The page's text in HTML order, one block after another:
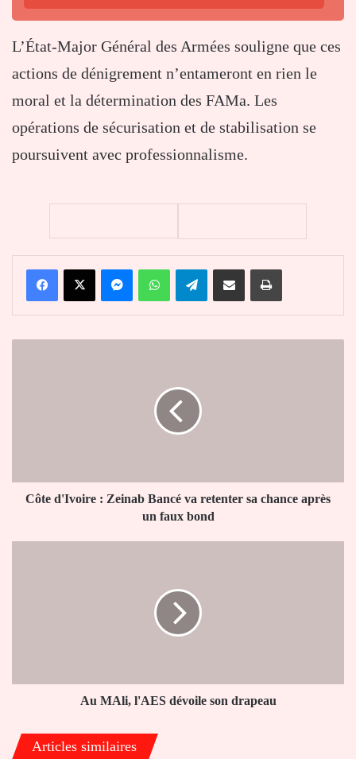
L’État-Major Général des Armées souligne que ces
actions de dénigrement n’entameront en rien le
moral et la détermination des FAMa. Les
opérations de sécurisation et de stabilisation se
poursuivent avec professionnalisme.
FacebookX MessengerWhatsAppTelegramPartager par email Imprimer
chance
aprèsCôte d'Ivoire : Zeinab Bancé va retenter sa chance après
un faux bond
Au MAli, l'AES dévoile son drapeau
Articles similaires